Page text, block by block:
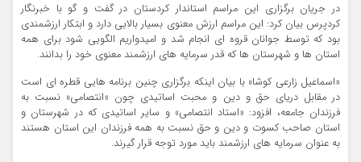
در جریان برگزاری این مراسم استاندار کردستان در گفت و گو با خبرنگار
کردپرس بیان کرد: این مراسم ارزش معنوی بسیار بالایی دارد و ابتکار ارزشمندی
بود که توسط جوانان قروه ای انجام شد و امیدواریم الگویی شود برای همه
استان ها و شهرستان ها که قدر سرمایه های ارزشمند معنوی خود را بدانند.
«اسماعیل زارعی کوشا» با بیان اینکه برگزاری چنین برنامه هایی قطره ای است
در مقابل دریای حق و دین و محبت اساتیدی چون «انتصامی» نسبت به
فرزندان جامعه، افزود: «استاد انتصامی» و سایر اساتیدی که در شهرستان و
استان صاحب کسوت و دین و حق نسبت به همه فرزندان این استان هستند
به عنوان سرمایه های ارزشمند باید مورد توجه قرار گیرند.